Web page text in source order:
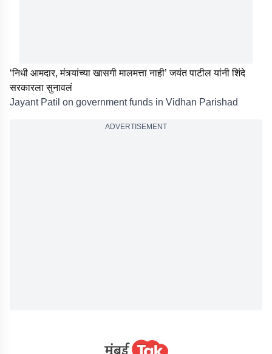
‘निधी आमदार, मंत्र्यांच्या खासगी मालमत्ता नाही’ जयंत पाटील यांनी शिंदे
सरकारला सुनावलं
Jayant Patil on government funds in Vidhan Parishad
ADVERTISEMENT